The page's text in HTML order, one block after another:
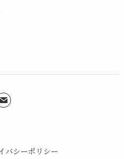
バシーポリシー